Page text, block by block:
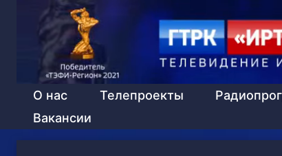
О нас Телепроекты
Вакансии